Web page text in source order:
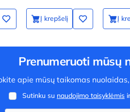
Į krepšelį Į
Prenumeruoti mūsų
apie mūsų taikomas
Sutinku su naudojimo taisyklėmis